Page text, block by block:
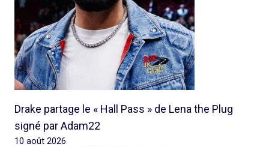
Drake partage le « Hall Pass » de Lena the Plug
signé par Adam22
10 août 2026